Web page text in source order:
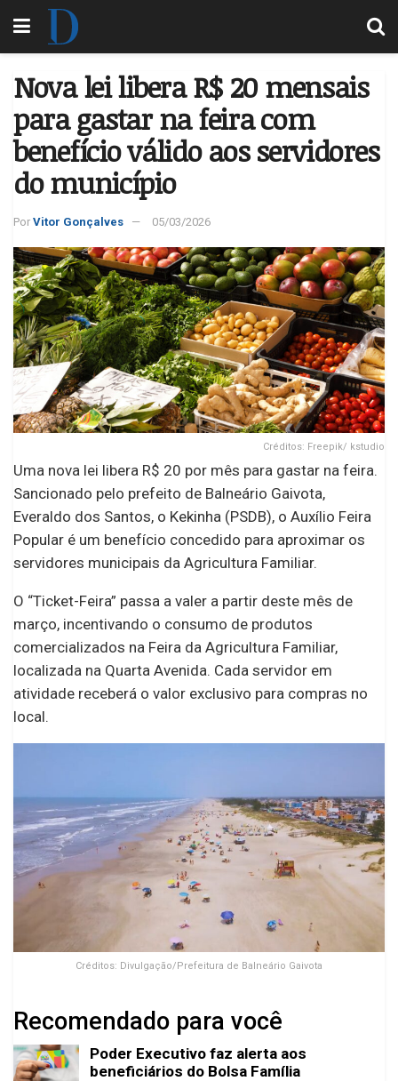
Nova lei libera R$ 20 mensais
para gastar na feira com
benefício válido aos servidores
do município
Por Vitor Gonçalves 05/03/2026
Créditos: Freepik/ kstudio
Uma nova lei libera R$ 20 por mês para gastar na feira.
Sancionado pelo prefeito de Balneário Gaivota,
Everaldo dos Santos, o Kekinha (PSDB), o Auxílio Feira
Popular é um benefício concedido para aproximar os
servidores municipais da Agricultura Familiar.
O “Ticket-Feira” passa a valer a partir deste mês de
março, incentivando o consumo de produtos
comercializados na Feira da Agricultura Familiar,
localizada na Quarta Avenida. Cada servidor em
atividade receberá o valor exclusivo para compras no
local.
Créditos: Divulgação/Prefeitura de Balneário Gaivota
Recomendado para você
Poder Executivo faz alerta aos
beneficiários do Bolsa Família